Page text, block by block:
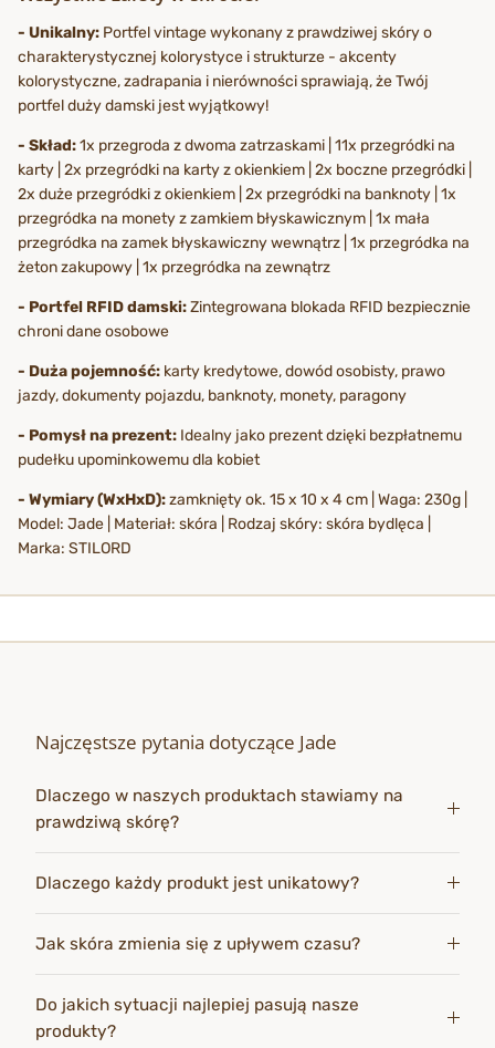
- Unikalny: Portfel vintage wykonany z prawdziwej skóry o
charakterystycznej kolorystyce i strukturze - akcenty
kolorystyczne, zadrapania i nierówności sprawiają, że Twój
portfel duży damski jest wyjątkowy!
- Skład:1x przegroda z dwoma zatrzaskami | 11x przegródki na
karty | 2x przegródki na karty z okienkiem | 2x boczne przegródki |
2x duże przegródki z okienkiem | 2x przegródki na banknoty | 1x
przegródka na monety z zamkiem błyskawicznym | 1x mała
przegródka na zamek błyskawiczny wewnątrz | 1x przegródka na
żeton zakupowy | 1x przegródka na zewnątrz
- Portfel RFID damski:Zintegrowana blokada RFID bezpiecznie
chroni dane osobowe
- Duża pojemność: karty kredytowe, dowód osobisty, prawo
jazdy, dokumenty pojazdu, banknoty, monety, paragony
- Pomysł na prezent: Idealny jako prezent dzięki bezpłatnemu
pudełku upominkowemu dla kobiet
- Wymiary (WxHxD):zamknięty ok. 15 x 10 x 4 cm | Waga: 230g |
Model: Jade | Materiał: skóra | Rodzaj skóry: skóra bydlęca |
Marka: STILORD
Najczęstsze pytania dotyczące Jade
Dlaczego w naszych produktach stawiamy na
prawdziwą skórę?
Dlaczego każdy produkt jest unikatowy?
Jak skóra zmienia się z upływem czasu?
Do jakich sytuacji najlepiej pasują nasze
produkty?